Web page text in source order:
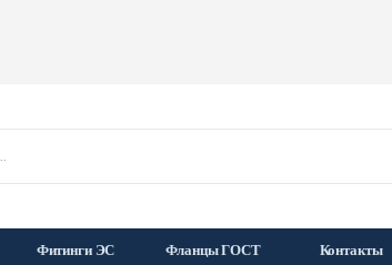
Фитинги ЭС Фланцы ГОСТ Контакты